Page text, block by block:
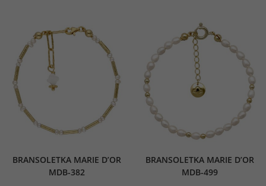
BRANSOLETKA MARIE D’OR
MDB-382
BRANSOLETKA MARIE D’OR
MDB-499